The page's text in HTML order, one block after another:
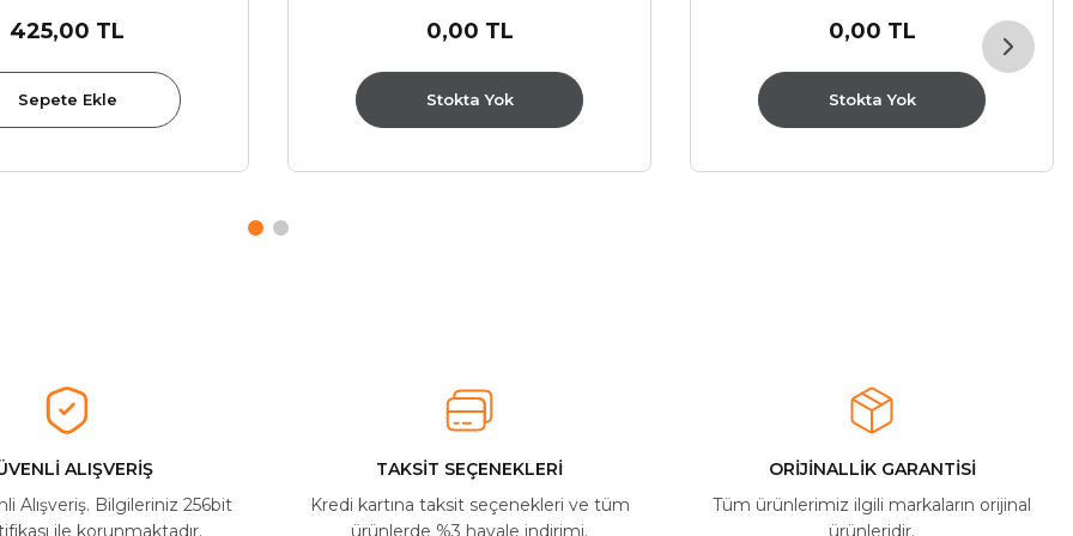
425,00 TL
Sepete Ekle
0,00 TL
Stokta Yok
0,00 TL
Stokta Yok
ALIŞVERİŞ
Alışveriş. Bilgileriniz 256bit
ile korunmaktadır.
TAKSİT SEÇENEKLERİ
Kredi kartına taksit seçenekleri ve tüm
ürünlerde %3 havale indirimi.
ORİJİNALLİK GARANTİSİ
Tüm ürünlerimiz ilgili markaların orijinal
ürünleridir.